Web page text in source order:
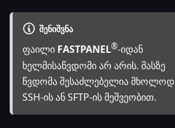
ᲨᲔᲜᲘᲨᲕᲜᲐ
ფაილი FASTPANEL®-იდან
ხელმისაწვდომი არ არის. მასზე
წვდომა შესაძლებელია მხოლოდ
SSH-ის ან SFTP-ის მეშვეობით.